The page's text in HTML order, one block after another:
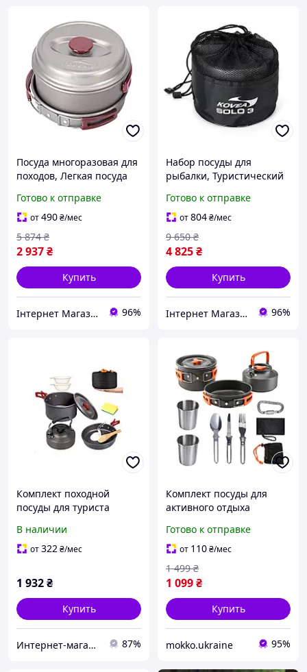
Посуда многоразовая для
походов, Легкая посуда
Туристическая из
нержавейки LK-82
Готово к отправке
от490₴/мес
2 937₴
5 874 ₴
Купить
Інтернет Магазин "Tano" 96%
Набор посуды для
рыбалки, Туристический
природе Посуда из
нержавейки туризма PU-
55
Готово к отправке
от804₴/мес
4 825₴
9 650 ₴
Купить
Інтернет Магазин "Tano" 96%
Комплект походной
посуды для туриста
на природе или в
путешествии
В наличии
от322₴/мес
1 932₴
Купить
Интернет-магазин "Sportcamp" 87%
Комплект посуды для
активного отдыха
легкий набор посуды на
природу со столовыми
приборами
Готово к отправке
от 110₴/мес
1 099₴
1 499 ₴
Купить
mokko.ukraine 95%